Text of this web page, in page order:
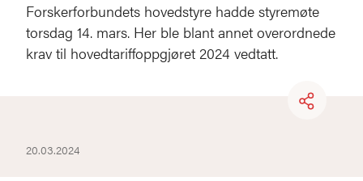
Forskerforbundets hovedstyre hadde styremøte
torsdag 14. mars. Her ble blant annet overordnede
krav til hovedtariffoppgjøret 2024 vedtatt.
20.03.2024